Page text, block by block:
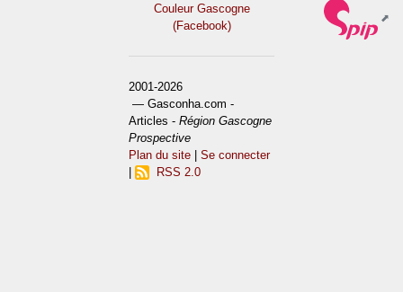
Couleur Gascogne
(Facebook)
2001-2026
— Gasconha.com -
Articles -Région Gascogne
Prospective
Plan du site |Se connecter
RSS 2.0